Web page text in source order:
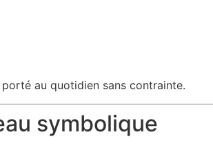
au quotidien sans contrainte.
symbolique